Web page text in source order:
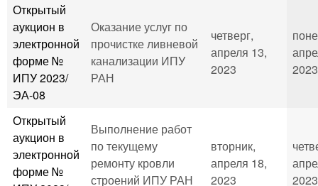
Открытый
аукцион в
электронной
форме №
ИПУ 2023/
ЭА-08
Оказание услуг по
прочистке ливневой
канализации ИПУ
РАН
четверг,
апреля 13,
2023
Открытый
аукцион в
электронной
форме №
Выполнение работ
по текущему
ремонту кровли
строений ИПУ РАН
вторник,
апреля 18,
2023